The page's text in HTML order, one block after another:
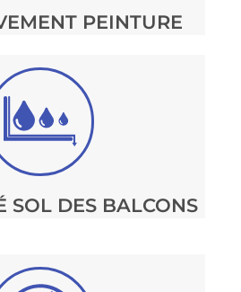
PEINTURE
SOL DES BALCONS